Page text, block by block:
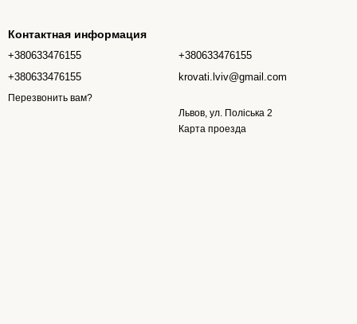
Контактная информация
+380633476155
+380633476155
Перезвонить вам?
+380633476155
krovati.lviv@gmail.com
Львов, ул. Поліська 2
Карта проезда